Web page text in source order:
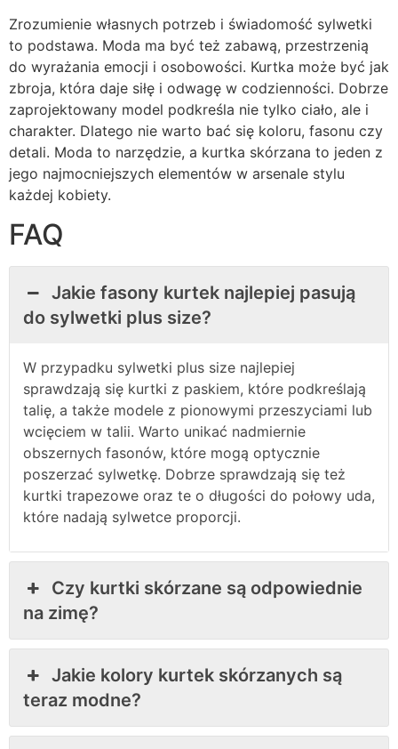
Zrozumienie własnych potrzeb i świadomość sylwetki
to podstawa. Moda ma być też zabawą, przestrzenią
do wyrażania emocji i osobowości. Kurtka może być jak
zbroja, która daje siłę i odwagę w codzienności. Dobrze
zaprojektowany model podkreśla nie tylko ciało, ale i
charakter. Dlatego nie warto bać się koloru, fasonu czy
detali. Moda to narzędzie, a kurtka skórzana to jeden z
jego najmocniejszych elementów w arsenale stylu
każdej kobiety.
FAQ
Jakie fasony kurtek najlepiej pasują
do sylwetki plus size?
W przypadku sylwetki plus size najlepiej
sprawdzają się kurtki z paskiem, które podkreślają
talię, a także modele z pionowymi przeszyciami lub
wcięciem w talii. Warto unikać nadmiernie
obszernych fasonów, które mogą optycznie
poszerzać sylwetkę. Dobrze sprawdzają się też
kurtki trapezowe oraz te o długości do połowy uda,
które nadają sylwetce proporcji.
Czy kurtki skórzane są odpowiednie
na zimę?
Jakie kolory kurtek skórzanych są
teraz modne?